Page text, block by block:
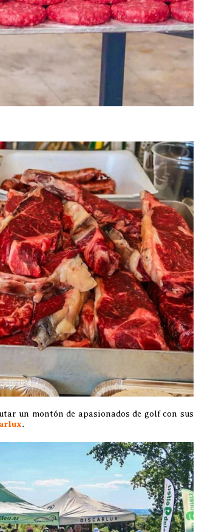
un montón de apasionados de golf con sus
.